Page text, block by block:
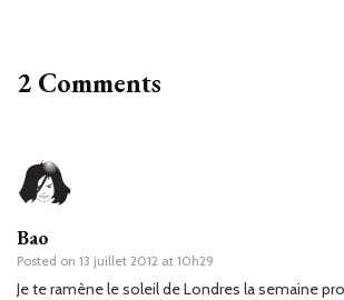
2 Comments
Bao
Posted on 13 juillet 2012 at 10h29
Je te ramène le soleil de Londres la semaine